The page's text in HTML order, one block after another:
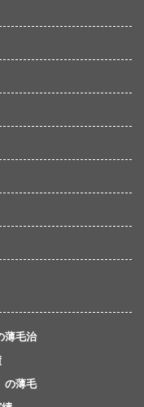
薄毛治
の薄毛